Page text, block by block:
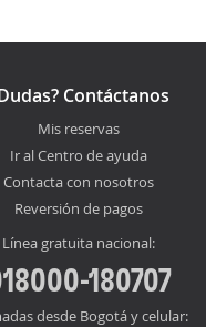
Contáctanos
Mis reservas
Ir al Centro de ayuda
Contacta con nosotros
Reversión de pagos
Línea gratuita nacional:
180707
desde Bogotá y celular: